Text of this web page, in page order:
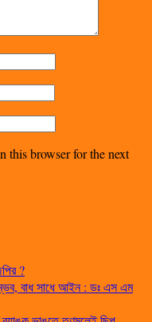
this browser for the next
?
বাধ সাধে আইন : ডঃ এস এম